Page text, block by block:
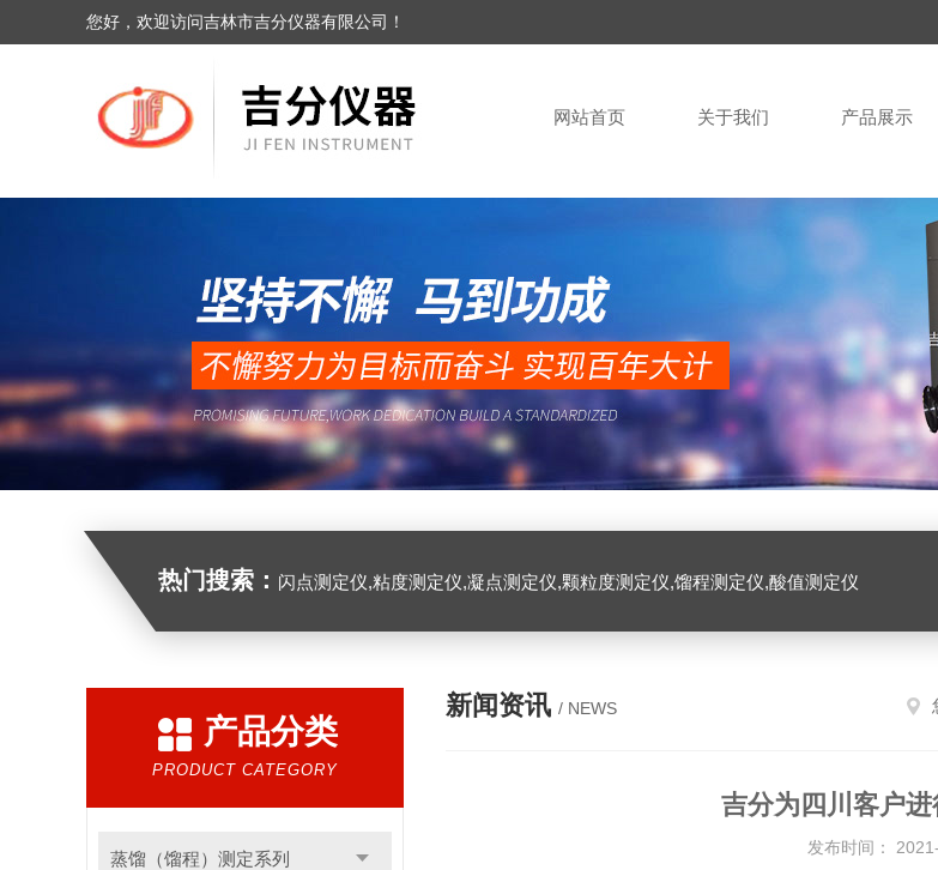
您好，欢迎访问吉林市吉分仪器有限公司！
网站首页 关于我们 产品展示
热门搜索： 闪点测定仪,粘度测定仪,凝点测定仪,颗粒度测定仪,馏程测定仪,酸值测定仪
产品分类
PRODUCT CATEGORY
蒸馏（馏程）测定系列
新闻资讯 / NEWS
吉分为四川客户
发布时间：